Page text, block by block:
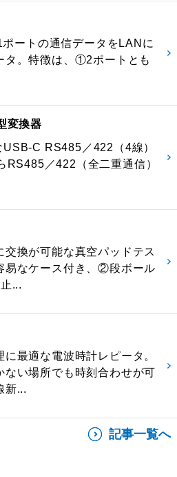
ートの通信データをLANに
タ。特徴は、①2ポートとも
変換器
C RS485／422（4線）
／422（全二重通信）
換が可能な真空パッドテス
易なケース付き、②段ボール
...
最適な電波時計レピータ。
い場所でも時刻合わせが可
新...
記事一覧へ